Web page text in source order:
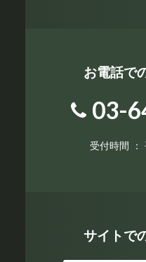
お電話で
03-
受付時間 ：
サイトで